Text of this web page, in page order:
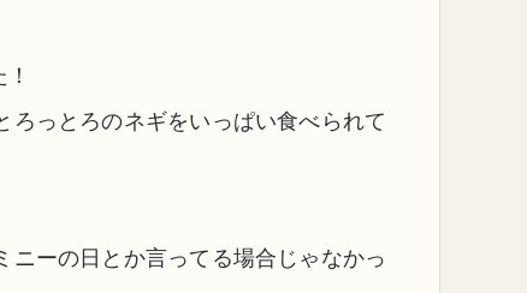
っとろのネギをいっぱい食べられて
ニーの日とか言ってる場合じゃなかっ